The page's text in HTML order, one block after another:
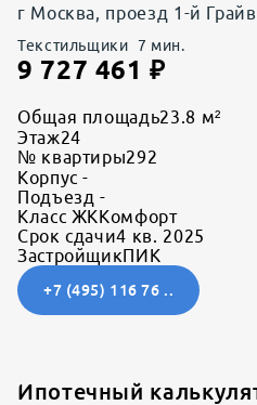
г Москва, проезд 1-й
Текстильщики 7 мин.
9 727 461 ₽
Общая площадь23.8 м²
Этаж24
№ квартиры292
Корпус -
Подъезд -
Класс ЖККомфорт
Срок сдачи4 кв. 2025
ЗастройщикПИК
+7 (495) 116 76 ..
Ипотечный